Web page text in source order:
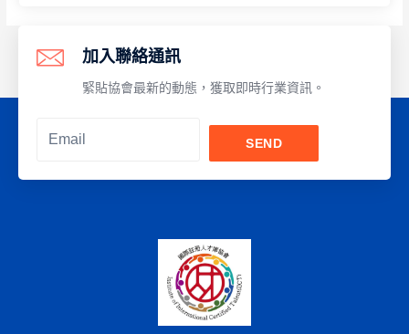
加入聯絡通訊
緊貼協會最新的動態，獲取即時行業資訊。
SEND